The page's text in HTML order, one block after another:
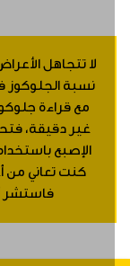
لا تتجاهل
نسبة الجلوكوز
مع قراءة
غير دقيقة،
الإصبع
كنت تعاني من
فاستشر